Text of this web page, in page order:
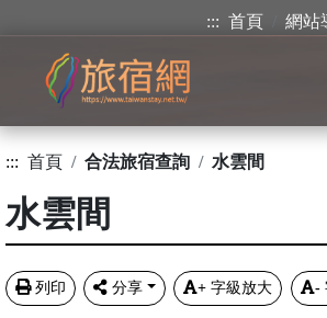
::: 首頁 網站
::: 首頁 合法旅宿查詢 水雲間
水雲間
列印 分享 + 字級放大 -